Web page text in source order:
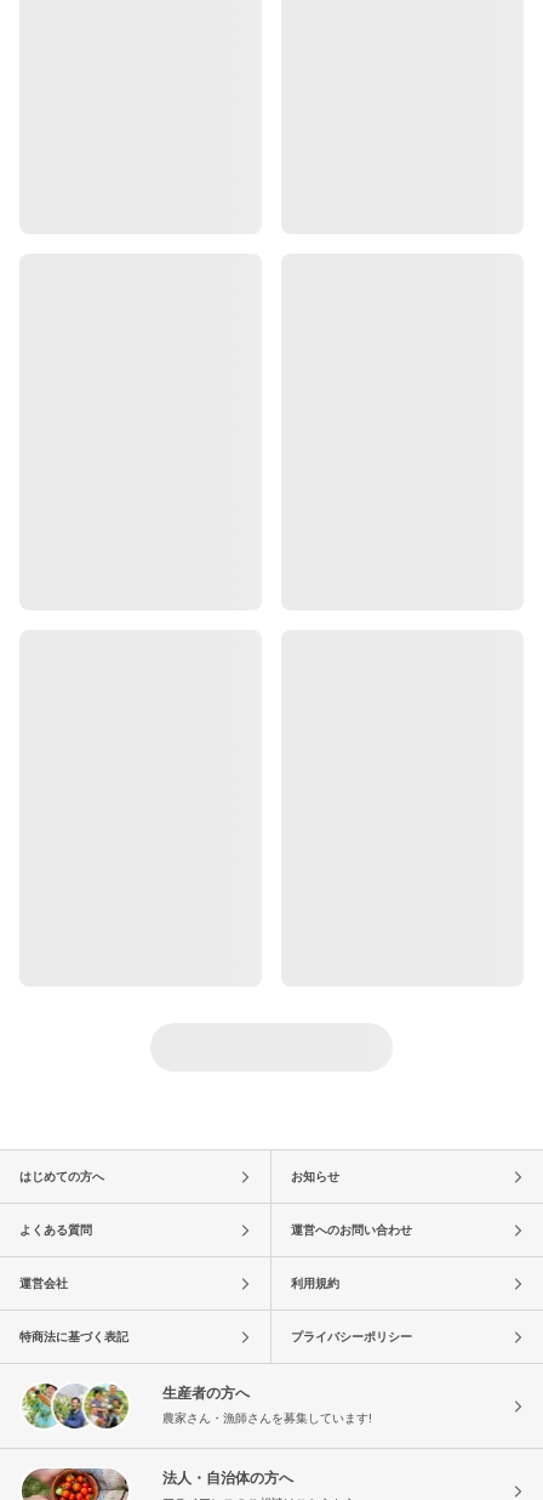
はじめての方へ お知らせ
よくある質問 運営へのお問い合わせ
運営会社 利用規約
特商法に基づく表記 プライバシーポリシー
生産者の方へ
農家さん・漁師さんを募集しています!
法人・自治体の方へ